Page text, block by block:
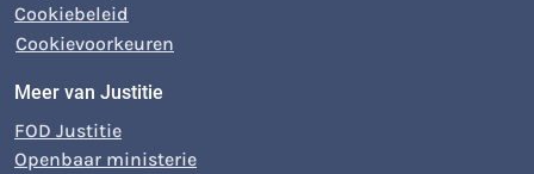
Cookiebeleid
Cookievoorkeuren
Meer van Justitie
FOD Justitie
Openbaar ministerie